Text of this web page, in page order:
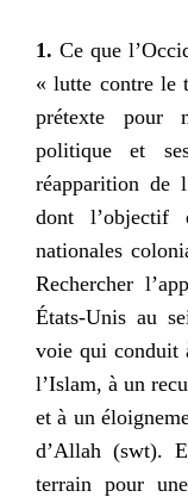
1. Ce que
« lutte contre le
prétexte pour
politique et
réapparition de
dont l’objectif
nationales
Rechercher
États-Unis au
voie qui conduit
l’Islam, à un
et à un
d’Allah (swt).
terrain pour